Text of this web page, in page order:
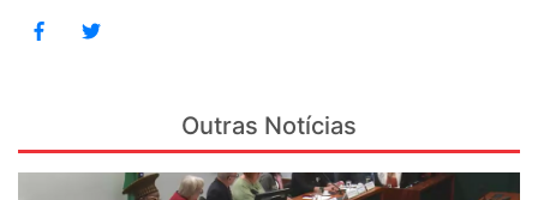
Outras Notícias